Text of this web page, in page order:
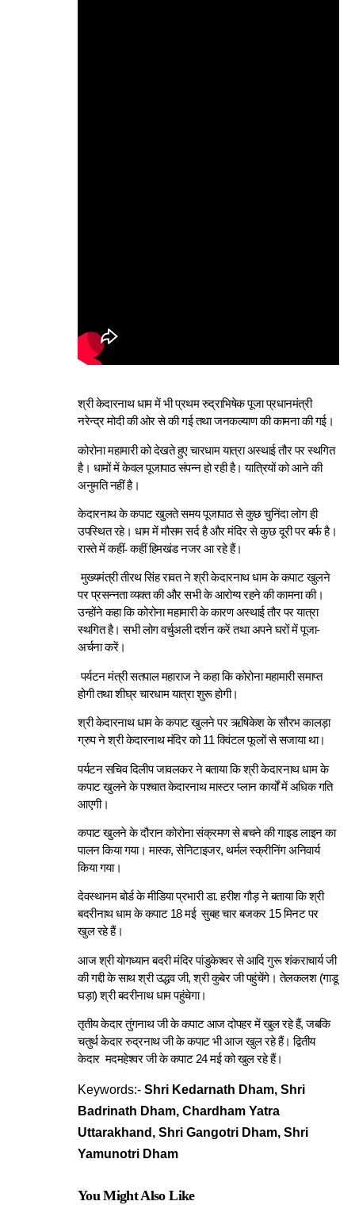
श्री केदारनाथ धाम में भी प्रथम रुद्राभिषेक पूजा प्रधानमंत्री
नरेन्द्र मोदी की ओर से की गई तथा जनकल्याण की कामना की गई।
कोरोना महामारी को देखते हुए चारधाम यात्रा अस्थाई तौर पर स्थगित
है। धामों में केवल पूजापाठ संपन्न हो रही है। यात्रियों को आने की
अनुमति नहीं है।
केदारनाथ के कपाट खुलते समय पूजापाठ से कुछ चुनिंदा लोग ही
उपस्थित रहे। धाम में मौसम सर्द है और मंदिर से कुछ दूरी पर बर्फ है।
रास्ते में कहीं- कहीं हिमखंड नजर आ रहे हैं।
मुख्यमंत्री तीरथ सिंह रावत ने श्री केदारनाथ धाम के कपाट खुलने
पर प्रसन्नता व्यक्त की और सभी के आरोग्य रहने की कामना की।
उन्होंने कहा कि कोरोना महामारी के कारण अस्थाई तौर पर यात्रा
स्थगित है। सभी लोग वर्चुअली दर्शन करें तथा अपने घरों में पूजा-
अर्चना करें।
पर्यटन मंत्री सतपाल महाराज ने कहा कि कोरोना महामारी समाप्त
होगी तथा शीघ्र चारधाम यात्रा शुरू होगी।
श्री केदारनाथ धाम के कपाट खुलने पर ऋषिकेश के सौरभ कालड़ा
ग्रुप ने श्री केदारनाथ मंदिर को 11 क्विंटल फूलों से सजाया था।
पर्यटन सचिव दिलीप जावलकर ने बताया कि श्री केदारनाथ धाम के
कपाट खुलने के पश्चात केदारनाथ मास्टर प्लान कार्यों में अधिक गति
आएगी।
कपाट खुलने के दौरान कोरोना संक्रमण से बचने की गाइड लाइन का
पालन किया गया। मास्क, सेनिटाइजर, थर्मल स्क्रीनिंग अनिवार्य
किया गया।
देवस्थानम बोर्ड के मीडिया प्रभारी डा. हरीश गौड़ ने बताया कि श्री
बदरीनाथ धाम के कपाट 18 मई सुबह चार बजकर 15 मिनट पर
खुल रहे हैं।
आज श्री योगध्यान बदरी मंदिर पांडुकेश्वर से आदि गुरू शंकराचार्य जी
की गद्दी के साथ श्री उद्धव जी, श्री कुबेर जी पहुंचेंगे। तेलकलश (गाडू
घड़ा) श्री बदरीनाथ धाम पहुंचेगा।
तृतीय केदार तुंगनाथ जी के कपाट आज दोपहर में खुल रहे हैं, जबकि
चतुर्थ केदार रुद्रनाथ जी के कपाट भी आज खुल रहे हैं। द्वितीय
केदार मदमहेश्वर जी के कपाट 24 मई को खुल रहे हैं।
Keywords:- Shri Kedarnath Dham, Shri
Badrinath Dham, Chardham Yatra
Uttarakhand, Shri Gangotri Dham, Shri
Yamunotri Dham
You Might Also Like